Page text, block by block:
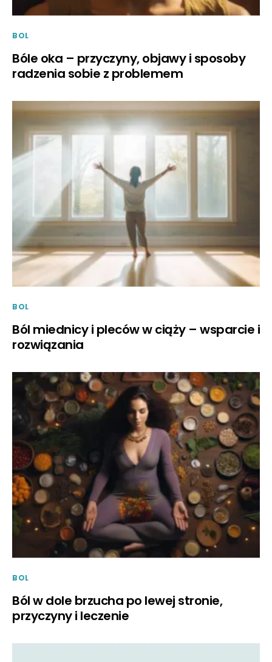
BOL
Bóle oka – przyczyny, objawy i sposoby
radzenia sobie z problemem
BOL
Ból miednicy i pleców w ciąży – wsparcie i
rozwiązania
BOL
Ból w dole brzucha po lewej stronie,
przyczyny i leczenie